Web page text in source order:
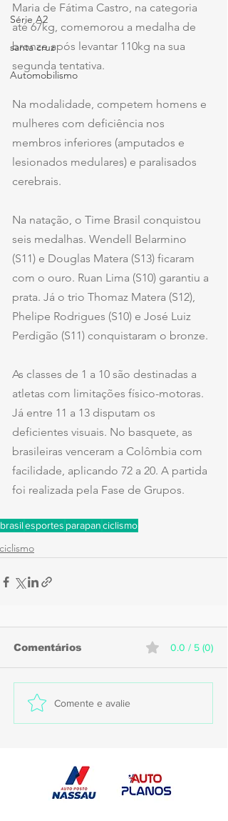
Série A2
santa cruz
Automobilismo
Maria de Fátima Castro, na categoria
até 67kg, comemorou a medalha de
bronze após levantar 110kg na sua
segunda tentativa.
Na modalidade, competem homens e
mulheres com deficiência nos
membros inferiores (amputados e
lesionados medulares) e paralisados
cerebrais.
Na natação, o Time Brasil conquistou
seis medalhas. Wendell Belarmino
(S11) e Douglas Matera (S13) ficaram
com o ouro. Ruan Lima (S10) garantiu a
prata. Já o trio Thomaz Matera (S12),
Phelipe Rodrigues (S10) e José Luiz
Perdigão (S11) conquistaram o bronze.
As classes de 1 a 10 são destinadas a
atletas com limitações físico-motoras.
Já entre 11 a 13 disputam os
deficientes visuais. No basquete, as
brasileiras venceram a Colômbia com
facilidade, aplicando 72 a 20. A partida
foi realizada pela Fase de Grupos.
brasilesportes parapanciclismo
ciclismo
Comentários 0.0 / 5 (0)
Comente e avalie